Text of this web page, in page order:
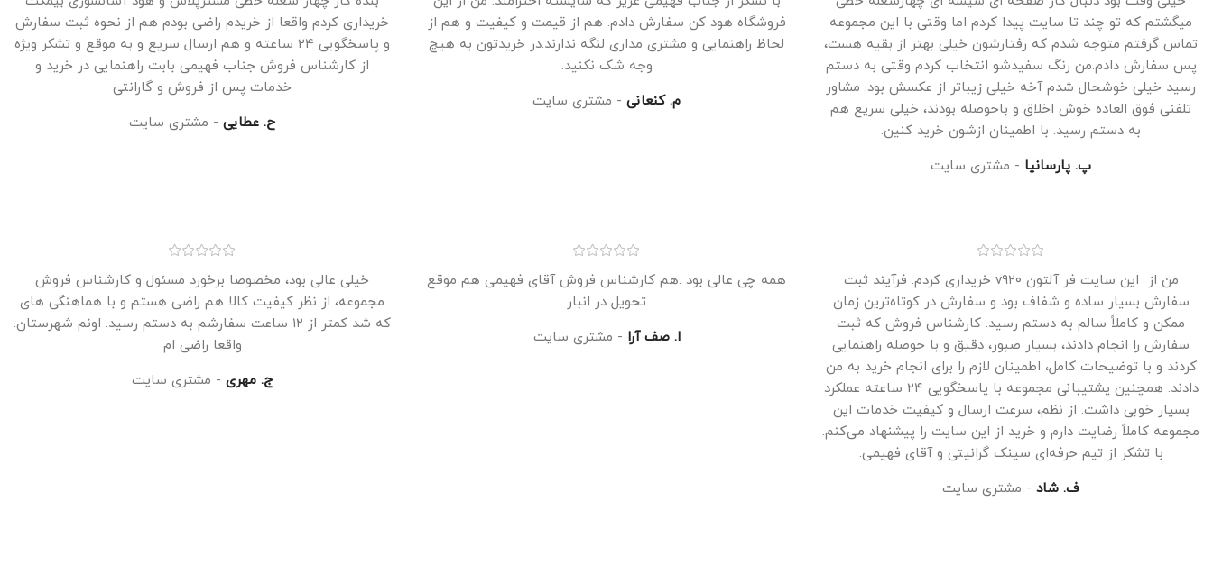
میگشتم که تو چند تا سایت پیدا کردم اما وقتی با این مجموعه
تماس گرفتم متوجه شدم که رفتارشون خیلی بهتر از بقیه هست،
پس سفارش دادم.من رنگ سفیدشو انتخاب کردم وقتی به دستم
رسید خیلی خوشحال شدم آخه خیلی زیباتر از عکسش بود. مشاور
تلفنی فوق العاده خوش اخلاق و باحوصله بودند، خیلی سریع هم
به دستم رسید. با اطمینان ازشون خرید کنین.
پ. پارسانیا
مشتری سایت
فروشگاه هود کن سفارش دادم. هم از قیمت و کیفیت و هم از
لحاظ راهنمایی و مشتری مداری لنگه ندارند.در خریدتون به هیچ
وجه شک نکنید.
م. کنعانی
مشتری سایت
خریداری کردم واقعا از خریدم راضی بودم هم از نحوه ثبت سفارش
و پاسخگویی 24 ساعته و هم ارسال سریع و به موقع و تشکر ویژه
از کارشناس فروش جناب فهیمی بابت راهنمایی در خرید و
خدمات پس از فروش و گارانتی
ح. عطایی
مشتری سایت
من از این سایت فر آلتون v۹۲۰ خریداری کردم. فرآیند ثبت
سفارش بسیار ساده و شفاف بود و سفارش در کوتاه‌ترین زمان
ممکن و کاملاً سالم به دستم رسید. کارشناس فروش که ثبت
سفارش را انجام دادند، بسیار صبور، دقیق و با حوصله راهنمایی
کردند و با توضیحات کامل، اطمینان لازم را برای انجام خرید به من
دادند. همچنین پشتیبانی مجموعه با پاسخگویی ۲۴ ساعته عملکرد
بسیار خوبی داشت. از نظم، سرعت ارسال و کیفیت خدمات این
مجموعه کاملاً رضایت دارم و خرید از این سایت را پیشنهاد می‌کنم.
با تشکر از تیم حرفه‌ای سینک گرانیتی و آقای فهیمی.
ف. شاد
مشتری سایت
همه چی عالی بود .هم کارشناس فروش آقای فهیمی هم موقع
تحویل در انبار
ا. صف آرا
مشتری سایت
خیلی عالی بود، مخصوصا برخورد مسئول و کارشناس فروش
مجموعه، از نظر کیفیت کالا هم راضی هستم و با هماهنگی های
که شد کمتر از ۱۲ ساعت سفارشم به دستم رسید. اونم شهرستان.
واقعا راضی ام
ج. مهری
مشتری سایت